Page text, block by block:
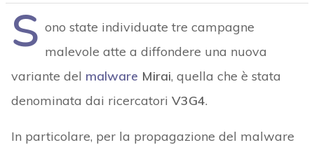
S ono state individuate tre campagne
malevole atte a diffondere una nuova
variante del malware Mirai, quella che è stata
denominata dai ricercatori V3G4.
In particolare, per la propagazione del malware